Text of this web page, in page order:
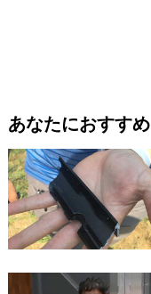
あなたにおすすめ